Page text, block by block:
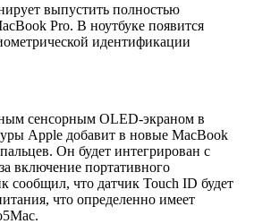
выпустить полностью
Pro. В ноутбуке появится
идентификации
сенсорным OLED-экраном в
Apple добавит в новые MacBook
Он будет интегрирован с
включение портативного
сообщил, что датчик Touch ID будет
что определенно имеет